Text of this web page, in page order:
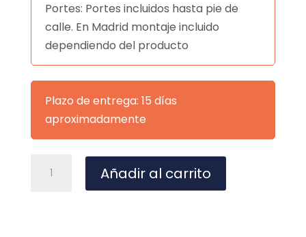
Portes: Portes incluidos hasta pie de
calle. En Madrid montaje incluido
dependiendo del producto
Plazo de entrega: 15 días
aproximadamente
CELIA
Añadir al carrito